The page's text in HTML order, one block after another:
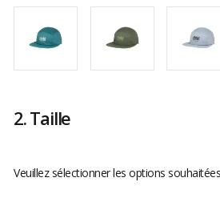
2.Taille
Veuillez sélectionner les options souhaitées